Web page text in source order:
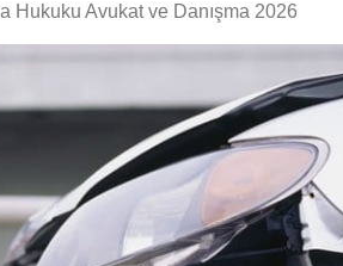
Hukuku Avukat ve Danışma 2026